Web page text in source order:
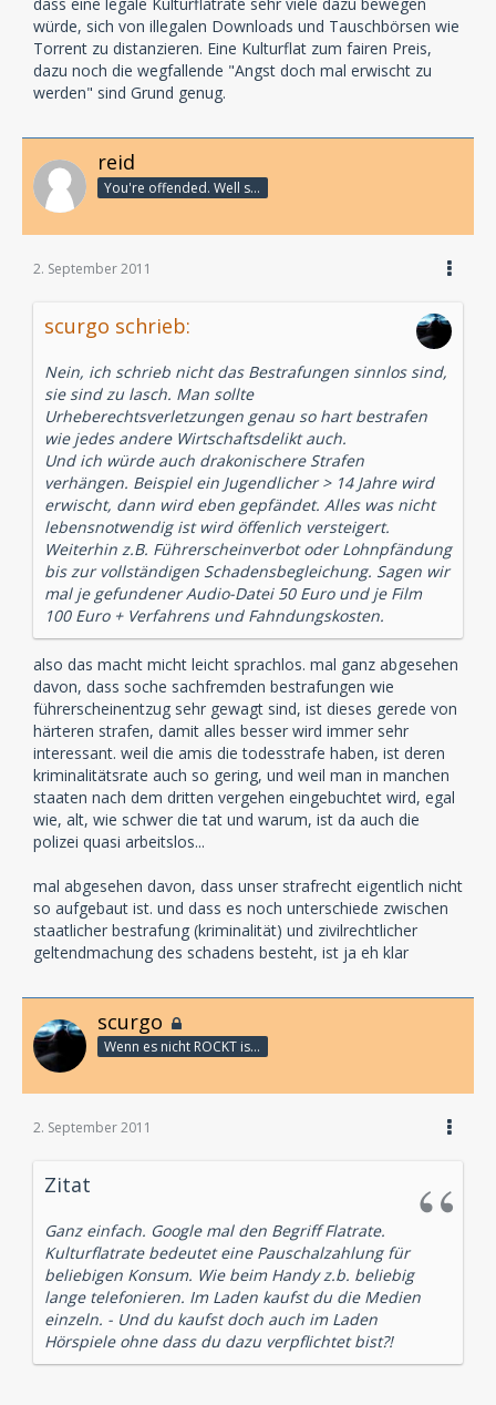
würde, sich von illegalen Downloads und Tauschbörsen wie
Torrent zu distanzieren. Eine Kulturflat zum fairen Preis,
dazu noch die wegfallende "Angst doch mal erwischt zu
werden" sind Grund genug.
reid
You're offended. Well so fucking what?
2. September 2011
scurgo schrieb:
Nein, ich schrieb nicht das Bestrafungen sinnlos sind,
sie sind zu lasch. Man sollte
Urheberechtsverletzungen genau so hart bestrafen
wie jedes andere Wirtschaftsdelikt auch.
Und ich würde auch drakonischere Strafen
verhängen. Beispiel ein Jugendlicher > 14 Jahre wird
erwischt, dann wird eben gepfändet. Alles was nicht
lebensnotwendig ist wird öffenlich versteigert.
Weiterhin z.B. Führerscheinverbot oder Lohnpfändung
bis zur vollständigen Schadensbegleichung. Sagen wir
mal je gefundener Audio-Datei 50 Euro und je Film
100 Euro + Verfahrens und Fahndungskosten.
also das macht micht leicht sprachlos. mal ganz abgesehen
davon, dass soche sachfremden bestrafungen wie
führerscheinentzug sehr gewagt sind, ist dieses gerede von
härteren strafen, damit alles besser wird immer sehr
interessant. weil die amis die todesstrafe haben, ist deren
kriminalitätsrate auch so gering, und weil man in manchen
staaten nach dem dritten vergehen eingebuchtet wird, egal
wie, alt, wie schwer die tat und warum, ist da auch die
polizei quasi arbeitslos...
mal abgesehen davon, dass unser strafrecht eigentlich nicht
so aufgebaut ist. und dass es noch unterschiede zwischen
staatlicher bestrafung (kriminalität) und zivilrechtlicher
geltendmachung des schadens besteht, ist ja eh klar
scurgo
Wenn es nicht ROCKT is es fürn ARSCH!
2. September 2011
Zitat
Ganz einfach. Google mal den Begriff Flatrate.
Kulturflatrate bedeutet eine Pauschalzahlung für
beliebigen Konsum. Wie beim Handy z.b. beliebig
lange telefonieren. Im Laden kaufst du die Medien
einzeln. - Und du kaufst doch auch im Laden
Hörspiele ohne dass du dazu verpflichtet bist?!